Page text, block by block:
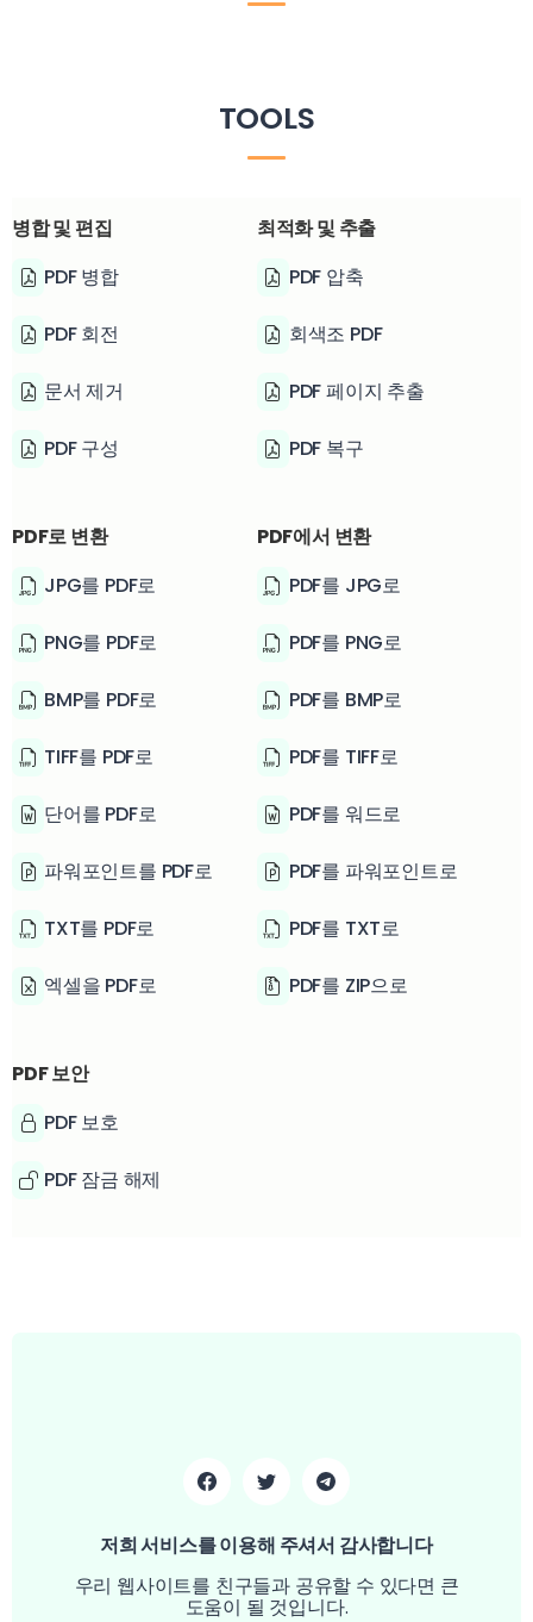
TOOLS
병합 및 편집
PDF 병합
PDF 회전
문서 제거
PDF 구성
최적화 및 추출
PDF 압축
회색조 PDF
PDF 페이지 추출
PDF 복구
PDF로 변환
JPG를 PDF로
PNG를 PDF로
BMP를 PDF로
TIFF를 PDF로
단어를 PDF로
파워포인트를 PDF로
TXT를 PDF로
엑셀을 PDF로
PDF에서 변환
PDF를 JPG로
PDF를 PNG로
PDF를 BMP로
PDF를 TIFF로
PDF를 워드로
PDF를 파워포인트로
PDF를 TXT로
PDF를 ZIP으로
PDF 보안
PDF 보호
PDF 잠금 해제
저희 서비스를 이용해 주셔서 감사합니다
우리 웹사이트를 친구들과 공유할 수 있다면 큰
도움이 될 것입니다.